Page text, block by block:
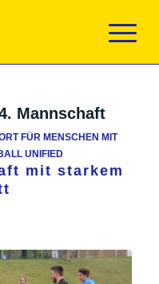
Mannschaft
FÜR MENSCHEN MIT
UNIFIED
mit starkem